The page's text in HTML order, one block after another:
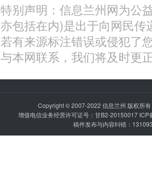
特别声明：信息兰州网为公
亦包括在内)是出于向网民
若有来源标注错误或侵犯了
与本网联系，我们将及时更
Copyright © 2007-2022 信息兰州 版权所
增值电信业务经营许可证号：甘B2-20150017 ICP
稿件发布与内容纠错：